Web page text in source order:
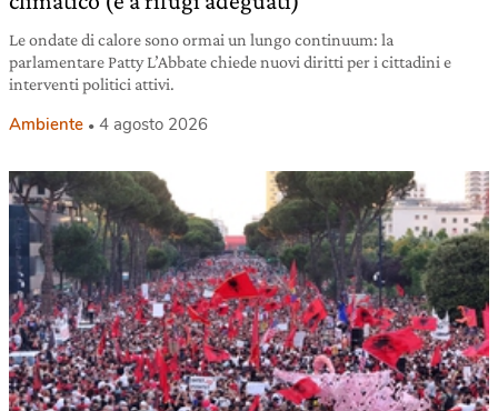
Le ondate di calore sono ormai un lungo continuum: la
parlamentare Patty L’Abbate chiede nuovi diritti per i cittadini e
interventi politici attivi.
Ambiente 4 agosto 2026